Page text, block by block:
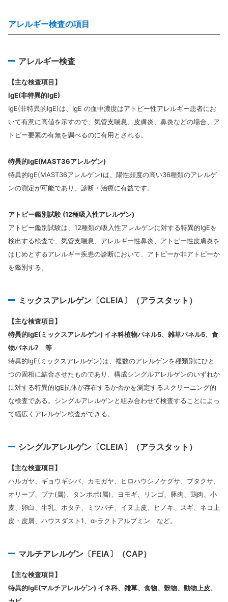
アレルギー検査の項目
アレルギー検査
【主な検査項目】
IgE(非特異的IgE)
IgE(非特異的IgE)は、IgE の血中濃度はアトピー性アレルギー患者にお
いて有意に高値を示すので、気管支喘息、皮膚炎、鼻炎などの場合、ア
トピー要素の有無を調べるのに有用とされる。
特異的IgE(MAST36アレルゲン)
特異的IgE(MAST36アレルゲン)は、陽性頻度の高い36種類のアレルゲ
ンの測定が可能であり、診断・治療に有益です。
アトピー鑑別試験 (12種吸入性アレルゲン)
アトピー鑑別試験は、12種類の吸入性アレルゲンに対する特異的IgEを
検出する検査で、気管支喘息、アレルギー性鼻炎、アトピー性皮膚炎を
はじめとするアレルギー疾患の診断において、アトピーか非アトピーか
を鑑別する。
ミックスアレルゲン〔CLEIA〕（アラスタット）
【主な検査項目】
特異的IgE(ミックスアレルゲン) イネ科植物パネル5、雑草パネル5、食
物パネル7 等
特異的IgE(ミックスアレルゲン)は、複数のアレルゲンを種類別にひと
つの固相に結合させたものであり、構成シングルアレルゲンのいずれか
に対する特異的IgE抗体が存在するか否かを測定するスクリーニング的
な検査である。シングルアレルゲンと組み合わせて検査することによっ
て幅広くアレルゲン検査ができる。
シングルアレルゲン〔CLEIA〕（アラスタット）
【主な検査項目】
ハルガヤ、ギョウギシバ、カモガヤ、ヒロハウシノケグサ、ブタクサ、
オリーブ、ブナ(属)、タンポポ(属)、ヨモギ、リンゴ、豚肉、鶏肉、小
麦、卵白、牛乳、ホタテ、ミツバチ、イヌ上皮、ヒノキ、スギ、ネコ上
皮・皮屑、ハウスダスト1、α-ラクトアルブミン など。
マルチアレルゲン〔FEIA〕（CAP）
【主な検査項目】
特異的IgE(マルチアレルゲン) イネ科、雑草、食物、穀物、動物上皮、